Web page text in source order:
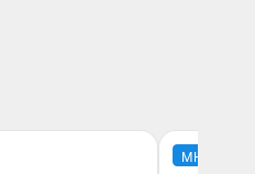
МНЕНИЕ